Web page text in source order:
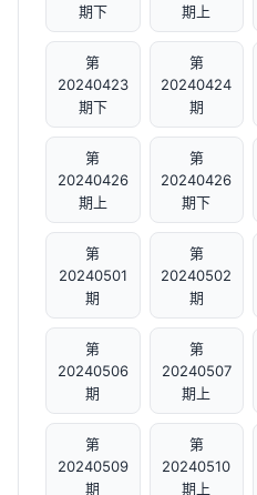
期下
期上
第
20240423
期下
第
20240424
期
第
20240426
期上
第
20240426
期下
第
20240501
期
第
20240502
期
第
20240506
期
第
20240507
期上
第
20240509
期
第
20240510
期上